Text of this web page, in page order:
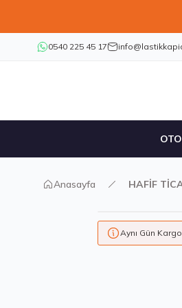
0540 225 45 17
Anasayfa HAFİF
Aynı Gün Kargo